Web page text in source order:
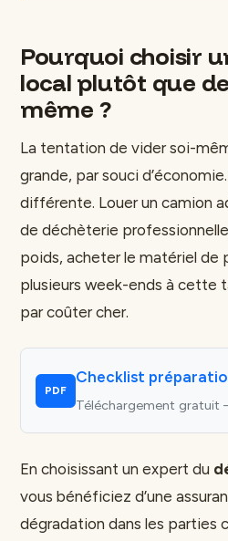
Pourquoi choisir
local plutôt que
même ?
La tentation de vider soi-
grande, par souci
différente. Louer un camion
de déchèterie
poids, acheter le matériel
plusieurs week-ends à cette
par coûter cher.
PDF
Checklist
Téléchargement
En choisissant un expert du
vous bénéficiez d’une
dégradation dans les parties